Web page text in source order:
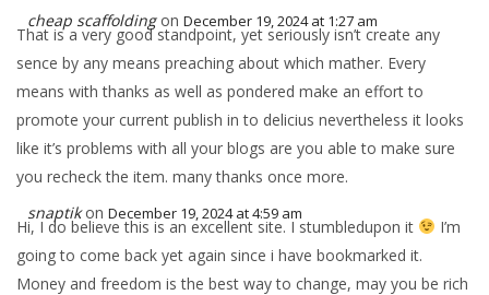
cheap scaffolding on December 19, 2024 at 1:27 am
That is a very good standpoint, yet seriously isn’t create any
sence by any means preaching about which mather. Every
means with thanks as well as pondered make an effort to
promote your current publish in to delicius nevertheless it looks
like it’s problems with all your blogs are you able to make sure
you recheck the item. many thanks once more.
snaptik on December 19, 2024 at 4:59 am
Hi, I do believe this is an excellent site. I stumbledupon it
I’m
going to come back yet again since i have bookmarked it.
Money and freedom is the best way to change, may you be rich